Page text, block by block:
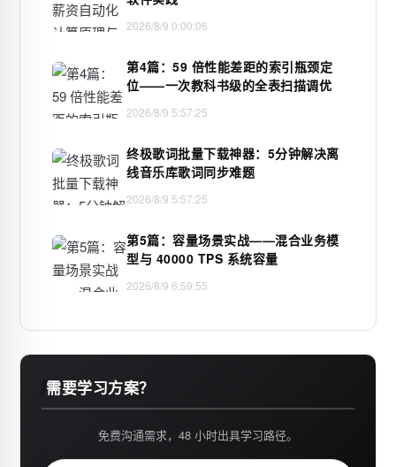
2026/8/9 0:00:06
第4篇：59 倍性能差距的索引瓶颈定
位——一次教科书级的全表扫描调优
2026/8/9 5:57:25
终极歌词批量下载神器：5分钟解决离
线音乐库歌词同步难题
2026/8/9 5:57:25
第5篇：容量场景实战——混合业务模
型与 40000 TPS 系统容量
2026/8/9 6:59:55
需要学习方案？
免费沟通需求，48 小时出具学习路径。